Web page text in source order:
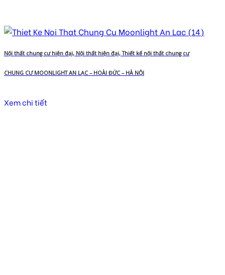
Nội thất chung cư hiện đại, Nội thất hiện đại, Thiết kế nội thất chung cư
CHUNG CƯ MOONLIGHT AN LẠC – HOÀI ĐỨC – HÀ NỘI
Xem chi tiết